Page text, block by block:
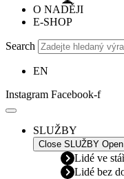
O NADĚJI
E-SHOP
Search
EN
Instagram Facebook-f
SLUŽBY
Close SLUŽBY
Lidé ve
Lidé bez